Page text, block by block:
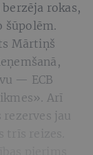
rokas,
šūpolēm.
Mārtiņš
— ECB
Arī
rezerves jau